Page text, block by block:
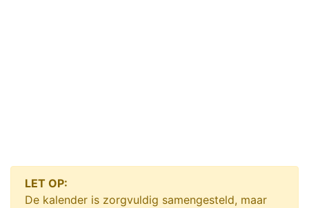
LET OP:
De kalender is zorgvuldig samengesteld, maar